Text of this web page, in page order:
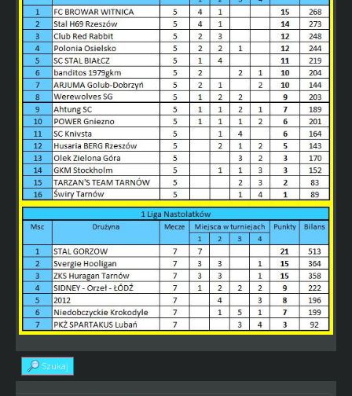
Szukaj